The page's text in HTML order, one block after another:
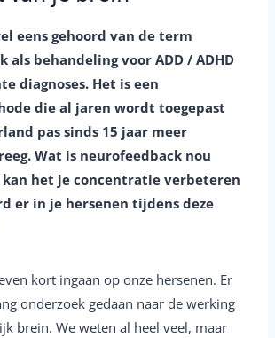
eens gehoord van de term
als behandeling voor ADD / ADHD
diagnoses. Het is een
die al jaren wordt toegepast
pas sinds 15 jaar meer
Wat is neurofeedback nou
kan het je concentratie verbeteren
er in je hersenen tijdens deze
kort ingaan op onze hersenen. Er
onderzoek gedaan naar de werking
brein. We weten al heel veel, maar